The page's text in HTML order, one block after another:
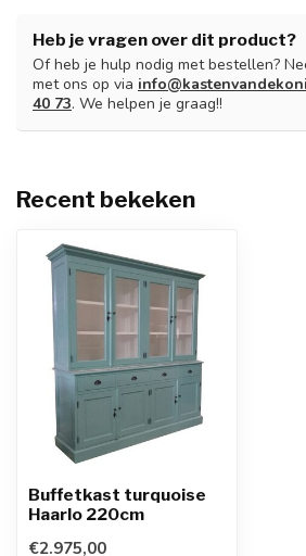
Heb je vragen over dit product?
Of heb je hulp nodig met bestellen?
met ons op via
40 73. We helpen je graag!!
Recent bekeken
Buffetkast turquoise
Haarlo 220cm
€2.975,00